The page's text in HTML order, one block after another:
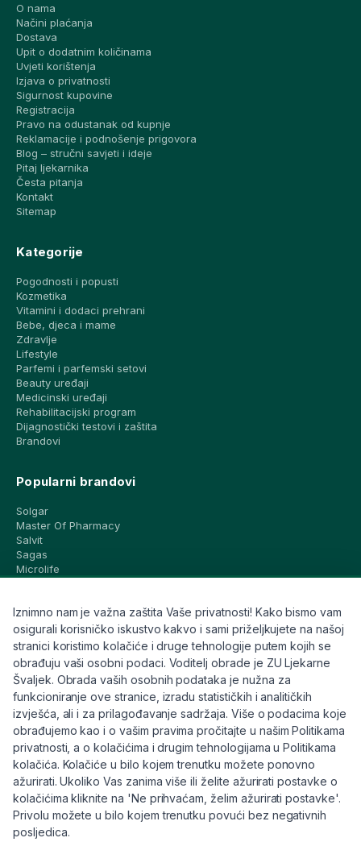
O nama
Načini plaćanja
Dostava
Upit o dodatnim količinama
Uvjeti korištenja
Izjava o privatnosti
Sigurnost kupovine
Registracija
Pravo na odustanak od kupnje
Reklamacije i podnošenje prigovora
Blog – stručni savjeti i ideje
Pitaj ljekarnika
Česta pitanja
Kontakt
Sitemap
Kategorije
Pogodnosti i popusti
Kozmetika
Vitamini i dodaci prehrani
Bebe, djeca i mame
Zdravlje
Lifestyle
Parfemi i parfemski setovi
Beauty uređaji
Medicinski uređaji
Rehabilitacijski program
Dijagnostički testovi i zaštita
Brandovi
Popularni brandovi
Solgar
Master Of Pharmacy
Salvit
Sagas
Microlife
CeraVe
Eucerin
Avene
Bioderma
Svi brandovi
Info
Trebate pomoć ili imate pitanja?
+385 91 6191 901
info@eljekarna24.hr
Iznimno nam je važna zaštita Vaše privatnosti! Kako bismo vam
osigurali korisničko iskustvo kakvo i sami priželjkujete na našoj
stranici koristimo kolačiće i druge tehnologije putem kojih se
obrađuju vaši osobni podaci. Voditelj obrade je ZU Ljekarne
Švaljek. Obrada vaših osobnih podataka je nužna za
funkcioniranje ove stranice, izradu statističkih i analitičkih
izvješća, ali i za prilagođavanje sadržaja. Više o podacima koje
obrađujemo kao i o vašim pravima pročitajte u našim Politikama
privatnosti, a o kolačićima i drugim tehnologijama u Politikama
kolačića. Kolačiće u bilo kojem trenutku možete ponovno
ažurirati. Ukoliko Vas zanima više ili želite ažurirati postavke o
kolačićima kliknite na 'Ne prihvaćam, želim ažurirati postavke'.
Privolu možete u bilo kojem trenutku povući bez negativnih
posljedica.